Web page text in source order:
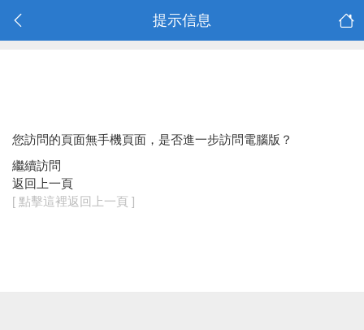
提示信息
您訪問的頁面無手機頁面，是否進一步訪問電腦版？
繼續訪問
返回上一頁
[ 點擊這裡返回上一頁 ]